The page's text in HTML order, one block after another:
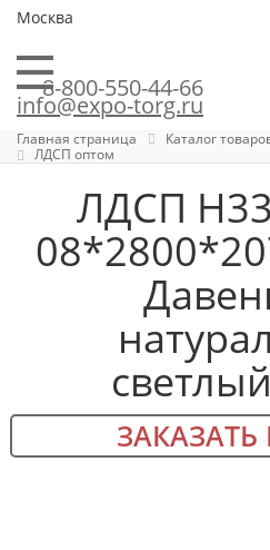
Москва
8-800-550-44-66
info@expo-torg.ru
Главная страница Каталог
ЛДСП оптом
ЛДСП